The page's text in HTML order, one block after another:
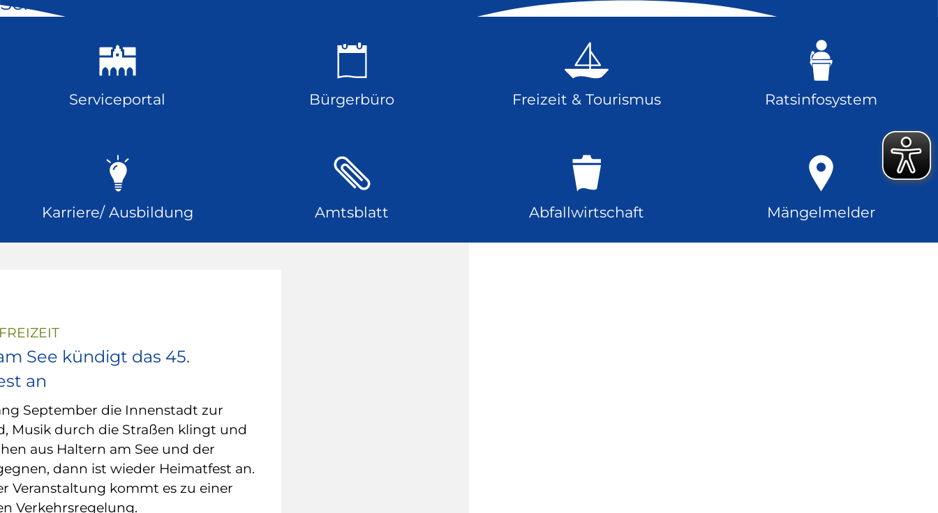
Serviceportal Bürgerbüro Freizeit & Tourismus Ratsinfosystem
Karriere/ Ausbildung Amtsblatt Abfallwirtschaft Mängelmelder
See kündigt das 45.
an
September die Innenstadt zur
Musik durch die Straßen klingt und
aus Haltern am See und der
dann ist wieder Heimatfest an.
Veranstaltung kommt es zu einer
Verkehrsregelung.